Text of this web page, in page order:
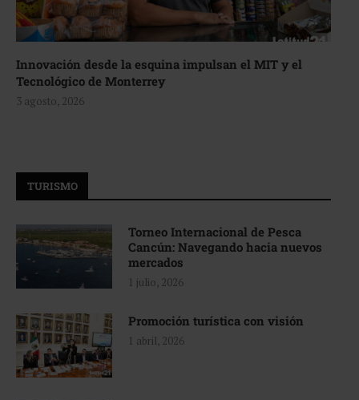
Innovación desde la esquina impulsan el MIT y el
Tecnológico de Monterrey
3 agosto, 2026
TURISMO
Torneo Internacional de Pesca
Cancún: Navegando hacia nuevos
mercados
1 julio, 2026
Promoción turística con visión
1 abril, 2026